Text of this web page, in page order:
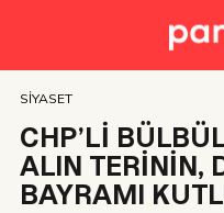
SIYASET
CHP’Lİ
ALIN TERİNİN,
BAYRAMI